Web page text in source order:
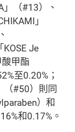
（#13）、
」
KOSE Je
甲酯
至0.20%；
（#50）則同
）和
和0.17%。